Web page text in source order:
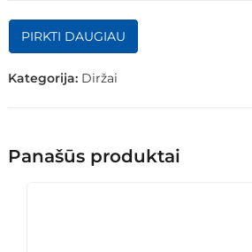
PIRKTI DAUGIAU
Kategorija: Diržai
Panašūs produktai